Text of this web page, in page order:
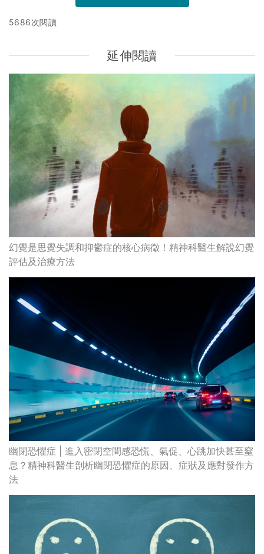
5686次閱讀
延伸閱讀
幻覺是思覺失調和抑鬱症的核心病徵！精神科醫生解說幻覺
評估及治療方法
幽閉恐懼症 | 進入密閉空間感恐慌、氣促、心跳加快甚至窒
息？精神科醫生剖析幽閉恐懼症的原因、症狀及應對發作方
法